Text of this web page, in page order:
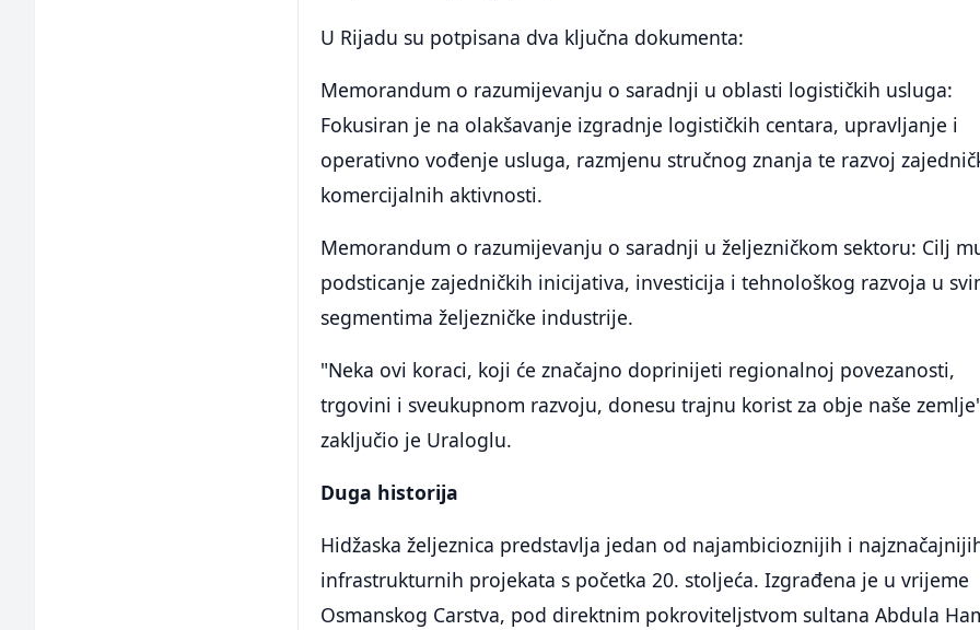
U Rijadu su potpisana dva ključna dokumenta:
Memorandum o razumijevanju o saradnji u oblasti logističkih usluga:
Fokusiran je na olakšavanje izgradnje logističkih centara, upravljanje i
operativno vođenje usluga, razmjenu stručnog znanja te razvoj
komercijalnih aktivnosti.
Memorandum o razumijevanju o saradnji u željezničkom sektoru: Cilj
podsticanje zajedničkih inicijativa, investicija i tehnološkog razvoja u
segmentima željezničke industrije.
"Neka ovi koraci, koji će značajno doprinijeti regionalnoj povezanosti,
trgovini i sveukupnom razvoju, donesu trajnu korist za obje naše
zaključio je Uraloglu.
Duga historija
Hidžaska željeznica predstavlja jedan od najambicioznijih i
infrastrukturnih projekata s početka 20. stoljeća. Izgrađena je u vrijeme
Osmanskog Carstva, pod direktnim pokroviteljstvom sultana Abdula